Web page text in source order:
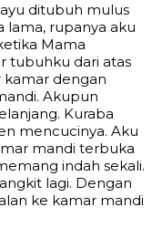
ditubuh mulus
lama, rupanya aku
Mama
tubuhku dari atas
dengan
Akupun
Kuraba
mencucinya. Aku
mandi terbuka
indah sekali.
lagi. Dengan
ke kamar mandi